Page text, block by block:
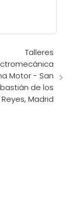
Talleres
Motor - San
de los
Reyes, Madrid